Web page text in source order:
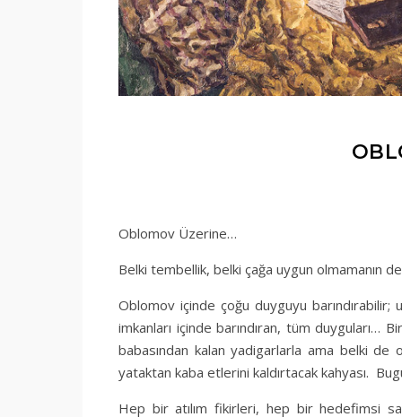
Oblomov Üzerine…
Belki tembellik, belki çağa uygun olmamanın
Oblomov içinde çoğu duyguyu barındırabilir;
imkanları içinde barındıran, tüm duyguları…
babasından kalan yadigarlarla ama belki de
yataktan kaba etlerini kaldırtacak kahyası.
Hep bir atılım fikirleri, hep bir hedefimsi